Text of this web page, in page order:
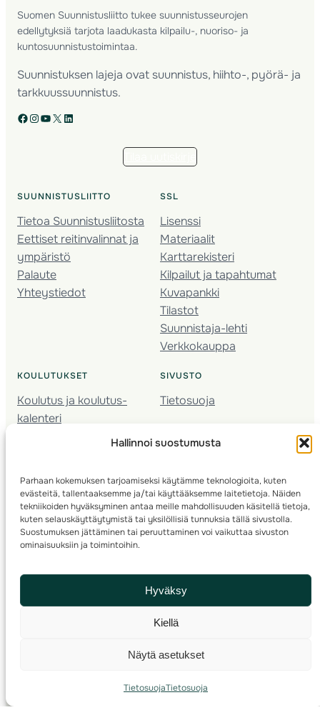
Hallinnoi suostumusta
Parhaan kokemuksen tarjoamiseksi käytämme teknologioita, kuten
evästeitä, tallentaaksemme ja/tai käyttääksemme laitetietoja. Näiden
tekniikoiden hyväksyminen antaa meille mahdollisuuden käsitellä tietoja,
kuten selauskäyttäytymistä tai yksilöllisiä tunnuksia tällä sivustolla.
Suostumuksen jättäminen tai peruuttaminen voi vaikuttaa sivuston
ominaisuuksiin ja toimintoihin.
Hyväksy
Kiellä
Näytä asetukset
TietosuojaTietosuoja
Suomen Suunnistusliitto tukee suunnistusseurojen
edellytyksiä tarjota laadukasta kilpailu-, nuoriso- ja
kuntosuunnistustoimintaa.
Suunnistuksen lajeja ovat suunnistus, hiihto-, pyörä- ja
tarkkuussuunnistus.
Facebook Instagram YouTube X LinkedIn
SUUNNISTUSLIITTO
Tietoa Suunnistusliitosta
Eettiset reitinvalinnat ja
ympäristö
Palaute
Yhteystiedot
SSL
Lisenssi
Materiaalit
Karttarekisteri
Kilpailut ja tapahtumat
Kuvapankki
Tilastot
Suunnistaja-lehti
Verkkokauppa
KOULUTUKSET
Koulutus ja koulutus­
kalenteri
Nuorison koulutukset
Kartoitus
Ratamestari
SIVUSTO
Tietosuoja
© 2025 ·Suomen Suunnistusliitto· Valimotie 10, 00380 Helsinki, Finland
info(a)suunnistusliitto.fi,Rastilipun asiat: rastilippu(a)suunnistusliitto.fi
Kilpailut ja kuntorastit – Rastilippu:::Rastilipun ohjeet